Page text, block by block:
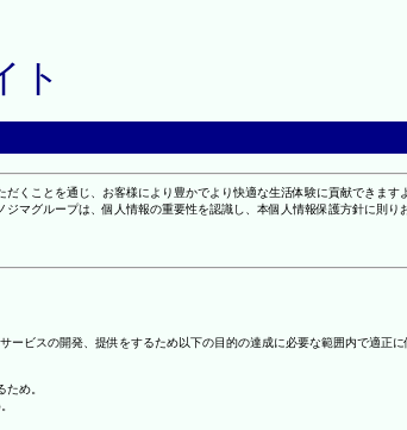
ト
くことを通じ、お客様により豊かでより快適な生活体験に貢献できま
グループは、個人情報の重要性を認識し、本個人情報保護方針に則り
ビスの開発、提供をするため以下の目的の達成に必要な範囲内で適正に
め。